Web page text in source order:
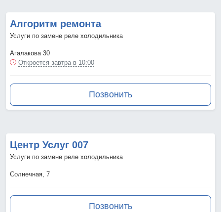
Алгоритм ремонта
Услуги по замене реле холодильника
Агалакова 30
Откроется завтра в 10:00
Позвонить
Центр Услуг 007
Услуги по замене реле холодильника
Солнечная, 7
Позвонить